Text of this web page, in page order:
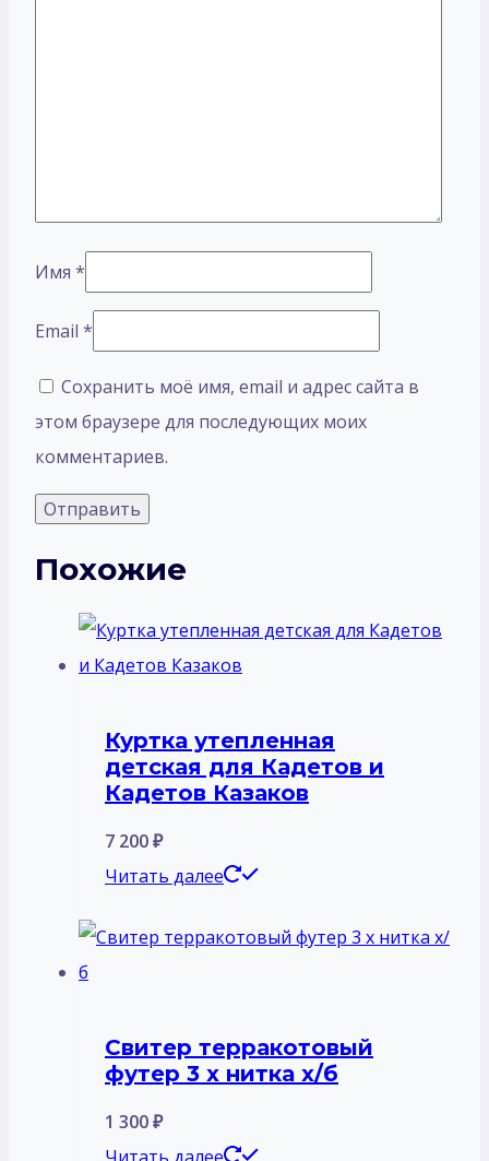
Имя *
Email *
Сохранить моё имя, email и адрес сайта в
этом браузере для последующих моих
комментариев.
Похожие
Куртка утепленная
детская для Кадетов и
Кадетов Казаков
7 200₽
Читать далее
Свитер терракотовый
футер 3 х нитка х/б
1 300₽